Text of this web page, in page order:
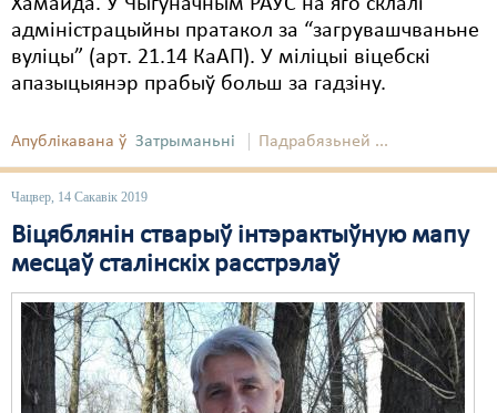
Хамайда. У Чыгуначным РАУС на яго склалі
адміністрацыйны пратакол за “загрувашчваньне
вуліцы” (арт. 21.14 КаАП). У міліцыі віцебскі
апазыцыянэр прабыў больш за гадзіну.
Апублікавана ў Затрыманьні Падрабязьней ...
Чацвер, 14 Сакавік 2019
Віцяблянін стварыў інтэрактыўную мапу
месцаў сталінскіх расстрэлаў